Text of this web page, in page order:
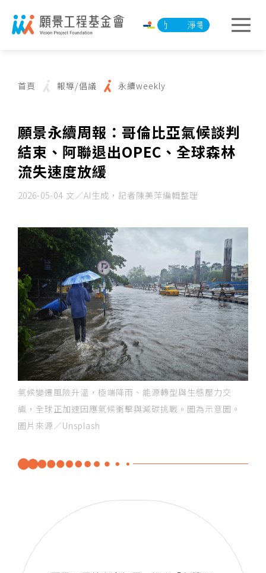
淨零承諾行動 淨零承諾行動
首頁 報導/倡議 永續weekly
願景永續周報：哥倫比亞氣候談判
結束、阿聯退出OPEC、全球森林
流失速度放緩
2026-05-04 文／AI生成，記者陳美萍編輯整理
氣候變遷風險升溫，極端降雨、能源轉型與生態壓力交
織，全球正加速因應氣候衝擊與減碳挑戰。圖為示意圖。
圖片來源／Unsplash